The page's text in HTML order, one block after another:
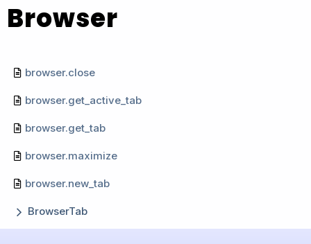
Browser
browser.close
browser.get_active_tab
browser.get_tab
browser.maximize
browser.new_tab
BrowserTab